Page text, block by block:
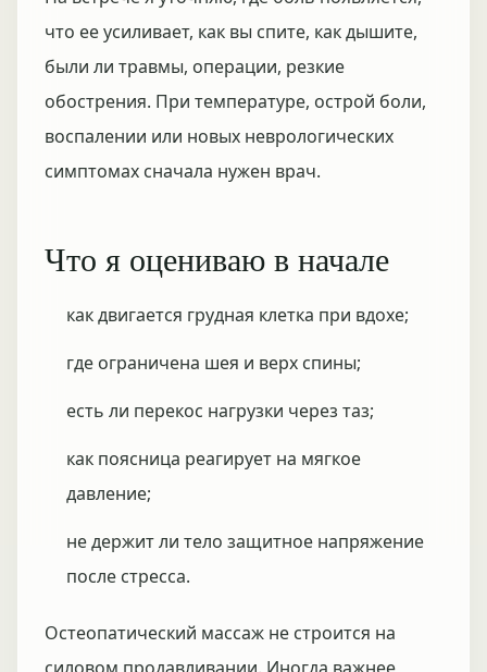
что ее усиливает, как вы спите, как дышите,
были ли травмы, операции, резкие
обострения. При температуре, острой боли,
воспалении или новых неврологических
симптомах сначала нужен врач.
Что я оцениваю в начале
как двигается грудная клетка при вдохе;
где ограничена шея и верх спины;
есть ли перекос нагрузки через таз;
как поясница реагирует на мягкое
давление;
не держит ли тело защитное напряжение
после стресса.
Остеопатический массаж не строится на